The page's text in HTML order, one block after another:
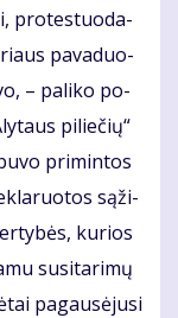
pro­tes­tuo­da­
pa­va­duo­
– pa­li­ko po­
pi­lie­čių“
pri­min­tos
są­ži­
ku­rios
su­si­ta­ri­mų
pa­gau­sė­ju­si